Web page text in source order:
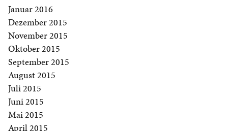
Januar 2016
Dezember 2015
November 2015
Oktober 2015
September 2015
August 2015
Juli 2015
Juni 2015
Mai 2015
April 2015